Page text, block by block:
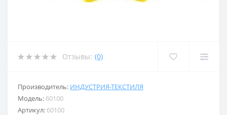
Отзывы: (0)
Производитель: ИНДУСТРИЯ-ТЕКСТИЛЯ
Модель: 60100
Артикул: 60100